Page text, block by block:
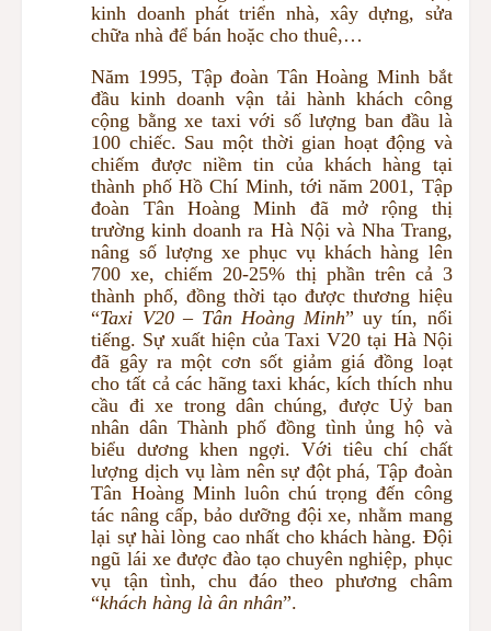
kinh doanh phát triển nhà, xây dựng, sửa
chữa nhà để bán hoặc cho thuê,…
Năm 1995, Tập đoàn Tân Hoàng Minh bắt
đầu kinh doanh vận tải hành khách công
cộng bằng xe taxi với số lượng ban đầu là
100 chiếc. Sau một thời gian hoạt động và
chiếm được niềm tin của khách hàng tại
thành phố Hồ Chí Minh, tới năm 2001, Tập
đoàn Tân Hoàng Minh đã mở rộng thị
trường kinh doanh ra Hà Nội và Nha Trang,
nâng số lượng xe phục vụ khách hàng lên
700 xe, chiếm 20-25% thị phần trên cả 3
thành phố, đồng thời tạo được thương hiệu
“Taxi V20 – Tân Hoàng Minh” uy tín, nổi
tiếng. Sự xuất hiện của Taxi V20 tại Hà Nội
đã gây ra một cơn sốt giảm giá đồng loạt
cho tất cả các hãng taxi khác, kích thích nhu
cầu đi xe trong dân chúng, được Uỷ ban
nhân dân Thành phố đồng tình ủng hộ và
biểu dương khen ngợi. Với tiêu chí chất
lượng dịch vụ làm nên sự đột phá, Tập đoàn
Tân Hoàng Minh luôn chú trọng đến công
tác nâng cấp, bảo dưỡng đội xe, nhằm mang
lại sự hài lòng cao nhất cho khách hàng. Đội
ngũ lái xe được đào tạo chuyên nghiệp, phục
vụ tận tình, chu đáo theo phương châm
“khách hàng là ân nhân”.